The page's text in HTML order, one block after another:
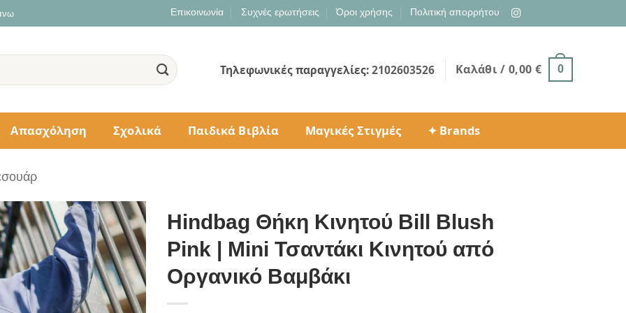
Επικοινωνία Συχνές ερωτήσεις Όροι χρήσης Πολιτική απορρήτου
Τηλεφωνικές παραγγελίες:2102603526 Καλάθι / 0,00 € 0
Απασχόληση Σχολικά Παιδικά Βιβλία Μαγικές Στιγμές ✦ Brands
Hindbag Θήκη Κινητού Bill Blush
Pink | Mini Τσαντάκι Κινητού από
Οργανικό Βαμβάκι